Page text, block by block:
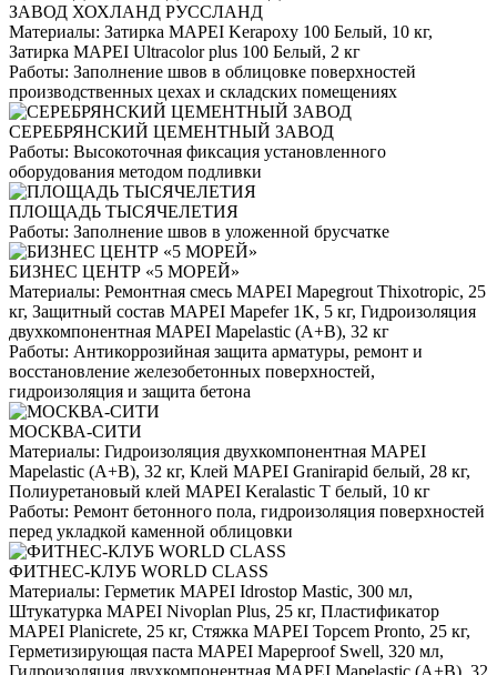
ЗАВОД ХОХЛАНД РУССЛАНД
Материалы: Затирка MAPEI Kerapoxy 100 Белый, 10 кг,
Затирка MAPEI Ultracolor plus 100 Белый, 2 кг
Работы: Заполнение швов в облицовке поверхностей
производственных цехах и складских помещениях
СЕРЕБРЯНСКИЙ ЦЕМЕНТНЫЙ ЗАВОД
Работы: Высокоточная фиксация установленного
оборудования методом подливки
ПЛОЩАДЬ ТЫСЯЧЕЛЕТИЯ
Работы: Заполнение швов в уложенной брусчатке
БИЗНЕС ЦЕНТР «5 МОРЕЙ»
Материалы: Ремонтная смесь MAPEI Mapegrout Thixotropic, 25
кг, Защитный состав MAPEI Mapefer 1K, 5 кг, Гидроизоляция
двухкомпонентная MAPEI Mapelastic (А+B), 32 кг
Работы: Антикоррозийная защита арматуры, ремонт и
восстановление железобетонных поверхностей,
гидроизоляция и защита бетона
МОСКВА-СИТИ
Материалы: Гидроизоляция двухкомпонентная MAPEI
Mapelastic (А+B), 32 кг, Клей MAPEI Granirapid белый, 28 кг,
Полиуретановый клей MAPEI Keralastic T белый, 10 кг
Работы: Ремонт бетонного пола, гидроизоляция поверхностей
перед укладкой каменной облицовки
ФИТНЕС-КЛУБ WORLD CLASS
Материалы: Герметик MAPEI Idrostop Mastic, 300 мл,
Штукатурка MAPEI Nivoplan Plus, 25 кг, Пластификатор
MAPEI Planicrete, 25 кг, Стяжка MAPEI Topcem Pronto, 25 кг,
Герметизирующая паста MAPEI Mapeproof Swell, 320 мл,
Гидроизоляция двухкомпонентная MAPEI Mapelastic (А+B), 32